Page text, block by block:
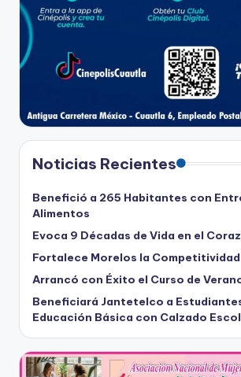
Noticias Recientes
Benefició a 265 Habitantes con
Alimentos
Evoca 9 Décadas de Vida en el
Fortalece Morelos la
Arrancó con Éxito el Curso de
Beneficiará Jantetelco a
Educación Básica con Calzado